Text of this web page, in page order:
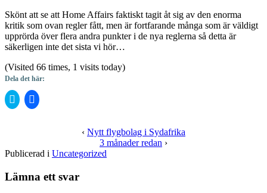
Skönt att se att Home Affairs faktiskt tagit åt sig av den enorma
kritik som ovan regler fått, men är fortfarande många som är väldigt
upprörda över flera andra punkter i de nya reglerna så detta är
säkerligen inte det sista vi hör…
(Visited 66 times, 1 visits today)
Dela det här:
Klicka
för
i
ett
fönster)
Klicka
för
i
ett
fönster)
‹ Nytt flygbolag i Sydafrika
3 månader redan ›
Publicerad i Uncategorized
Lämna ett svar